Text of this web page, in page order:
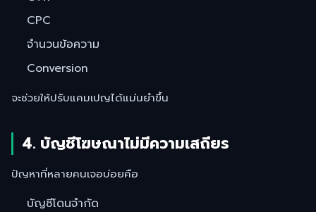
CPC
จำนวนข้อความ
Conversion
จะช่วยให้ปรับแคมเปญได้แม่นยำขึ้น
4. บัญชีโฆษณาไม่มีความเสถียร
ปัญหาที่หลายคนเจอบ่อยคือ
บัญชีโดนจำกัด